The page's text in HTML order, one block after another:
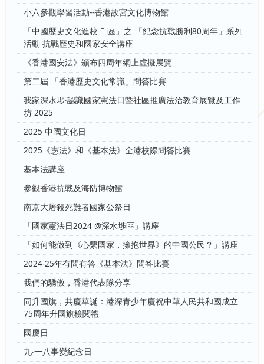
小六參觀學習活動--香港故宮文化博物館
「中國歷史文化進校  區」之 「紀念抗戰勝利80周年」系列
活動 抗戰歷史和國家安全講座
《香港國安法》頒布四周年網上虛擬展覽
第二屆 「香港歷史文化常識」問答比賽
我家深水埗‧認識國家憲法日暨社區推廣法治教育展覽及工作
坊 2025
2025 中國文化日
2025《憲法》和《基本法》全港校際問答比賽
基本法講座
參觀香港抗戰及海防博物館
南京大屠殺死難者國家公祭日
「國家憲法日2024 @深水埗區」講座
「如何能做到《心繫國家，擁抱世界》的中國公民？」講座
2024-25年有問有答《基本法》問答比賽
我們的驕傲，香港代表隊分享
同升國旗，共慶華誕：港深青少年慶祝中華人民共和國成立
75周年升國旗檢閱禮
國慶日
九‧一八事變紀念日